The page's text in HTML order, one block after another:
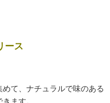
ース
て、ナチュラルで味のある
ます。